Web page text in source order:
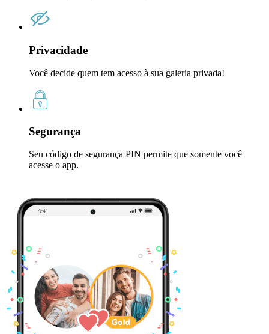
Privacidade
Você decide quem tem acesso à sua galeria privada!
Segurança
Seu código de segurança PIN permite que somente você
acesse o app.